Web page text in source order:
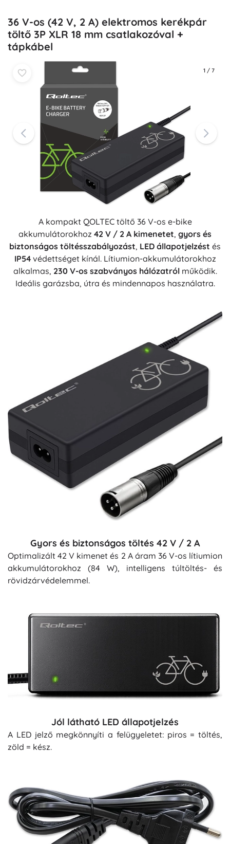
36 V-os (42 V, 2 A) elektromos kerékpár
töltő 3P XLR 18 mm csatlakozóval +
tápkábel
1 / 7
A kompakt QOLTEC töltő 36 V-os e-bike
akkumulátorokhoz 42 V / 2 A kimenetet, gyors és
biztonságos töltésszabályozást, LED állapotjelzést és
IP54védettséget kínál. Lítiumion-akkumulátorokhoz
alkalmas, 230 V-os szabványos hálózatrólműködik.
Ideális garázsba, útra és mindennapos használatra.
Gyors és biztonságos töltés 42 V / 2 A
Optimalizált 42 V kimenet és 2 A áram 36 V-os lítiumion
akkumulátorokhoz (84 W), intelligens túltöltés- és
rövidzárvédelemmel.
Jól látható LED állapotjelzés
A LED jelző megkönnyíti a felügyeletet: piros = töltés,
zöld = kész.